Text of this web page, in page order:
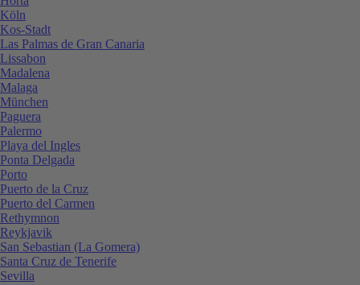
Köln
Kos-Stadt
Las Palmas de Gran Canaria
Lissabon
Madalena
Malaga
München
Paguera
Palermo
Playa del Ingles
Ponta Delgada
Porto
Puerto de la Cruz
Puerto del Carmen
Rethymnon
Reykjavik
San Sebastian (La Gomera)
Santa Cruz de Tenerife
Sevilla